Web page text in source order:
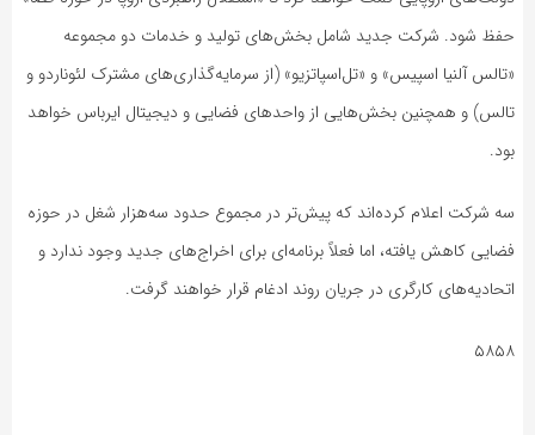
حفظ شود. شرکت جدید شامل بخش‌های تولید و خدمات دو مجموعه
«تالس آلنیا اسپیس» و «تل‌اسپاتزیو» (از سرمایه‌گذاری‌های مشترک لئوناردو و
تالس) و همچنین بخش‌هایی از واحدهای فضایی و دیجیتال ایرباس خواهد
بود.
سه شرکت اعلام کرده‌اند که پیش‌تر در مجموع حدود سه‌هزار شغل در حوزه
فضایی کاهش یافته، اما فعلاً برنامه‌ای برای اخراج‌های جدید وجود ندارد و
اتحادیه‌های کارگری در جریان روند ادغام قرار خواهند گرفت.
۵۸۵۸